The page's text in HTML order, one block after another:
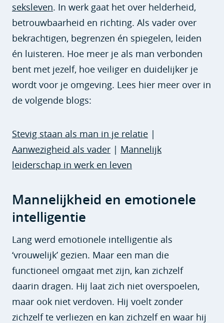
seksleven. In werk gaat het over helderheid,
betrouwbaarheid en richting. Als vader over
bekrachtigen, begrenzen én spiegelen, leiden
én luisteren. Hoe meer je als man verbonden
bent met jezelf, hoe veiliger en duidelijker je
wordt voor je omgeving. Lees hier meer over in
de volgende blogs:
Stevig staan als man in je relatie |
Aanwezigheid als vader | Mannelijk
leiderschap in werk en leven
Mannelijkheid en emotionele
intelligentie
Lang werd emotionele intelligentie als
‘vrouwelijk’ gezien. Maar een man die
functioneel omgaat met zijn, kan zichzelf
daarin dragen. Hij laat zich niet overspoelen,
maar ook niet verdoven. Hij voelt zonder
zichzelf te verliezen en kan zichzelf en waar hij